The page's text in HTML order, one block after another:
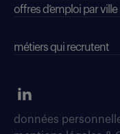
offres d’emploi par ville
métiers qui recrutent
données